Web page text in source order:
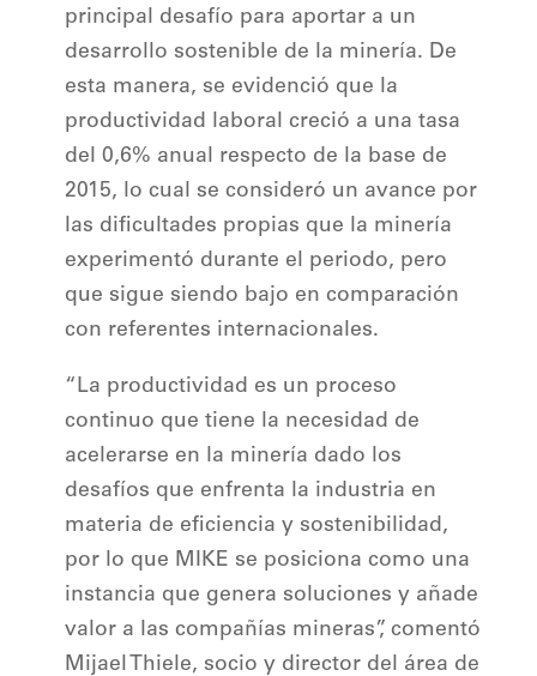
principal desafío para aportar a un
desarrollo sostenible de la minería. De
esta manera, se evidenció que la
productividad laboral creció a una tasa
del 0,6% anual respecto de la base de
2015, lo cual se consideró un avance por
las dificultades propias que la minería
experimentó durante el periodo, pero
que sigue siendo bajo en comparación
con referentes internacionales.
“La productividad es un proceso
continuo que tiene la necesidad de
acelerarse en la minería dado los
desafíos que enfrenta la industria en
materia de eficiencia y sostenibilidad,
por lo que MIKE se posiciona como una
instancia que genera soluciones y añade
valor a las compañías mineras”, comentó
Mijael Thiele, socio y director del área de